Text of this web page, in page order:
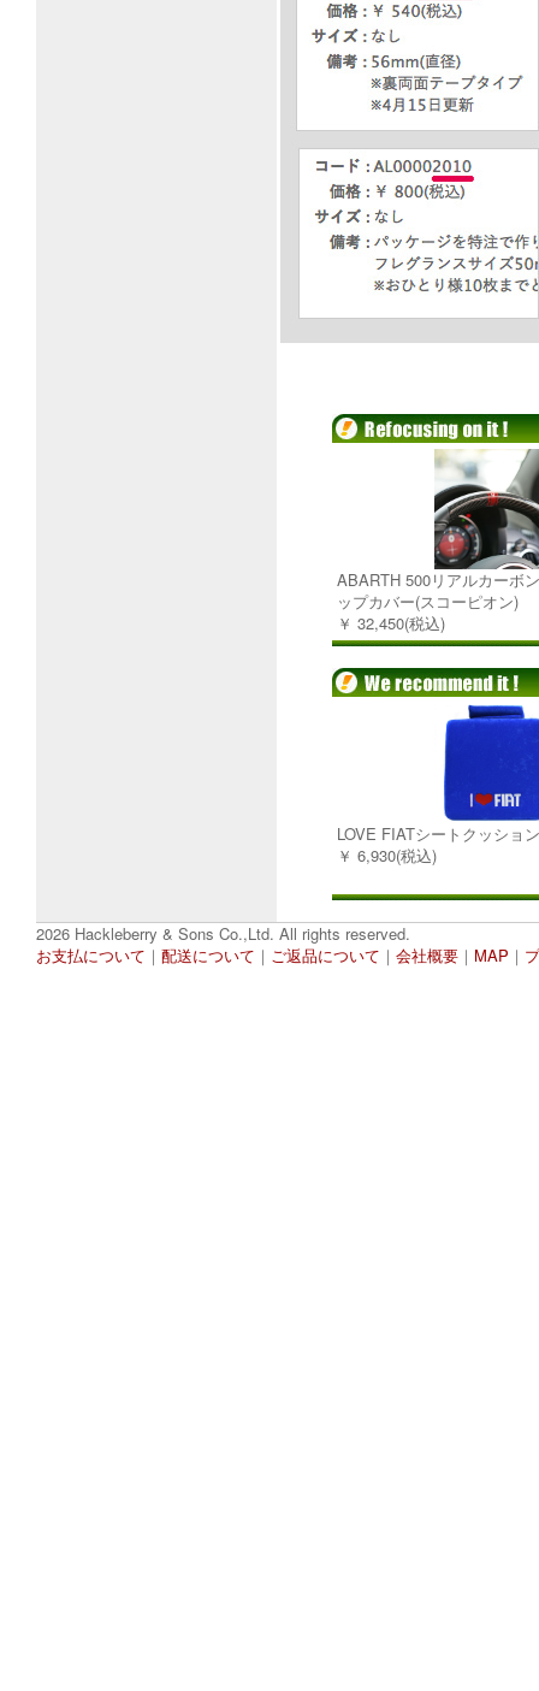
ABARTH 500リアルカーボ
ップカバー(スコーピオン)
￥ 32,450(税込)
LOVE FIATシートクッショ
￥ 6,930(税込)
2026 Hackleberry & Sons Co.,Ltd. All rights reserved.
お支払について ｜ 配送について ｜ ご返品について ｜ 会社概要 ｜ MAP ｜